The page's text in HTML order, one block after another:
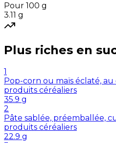
Pour 100 g
3.11 g
Plus riches en
1
Pop-corn ou maïs éclaté, au
produits céréaliers
35.9 g
2
Pâte sablée, préemballée,
produits céréaliers
22.9 g